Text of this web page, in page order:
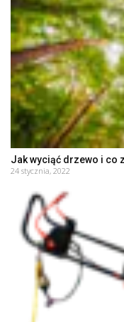
Jak wyciąć drzewo i co
24 stycznia, 2022